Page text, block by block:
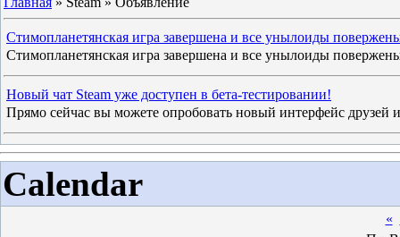
Стимопланетянская игра завершена и все унылоиды
Стимопланетянская игра завершена и все унылоиды
Новый чат Steam уже доступен в бета-тестировании!
Прямо сейчас вы можете опробовать новый интерфейс друзей
Calendar
«